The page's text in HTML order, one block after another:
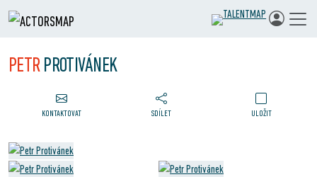
PETR PROTIVÁNEK
KONTAKTOVAT SDÍLET ULOŽIT